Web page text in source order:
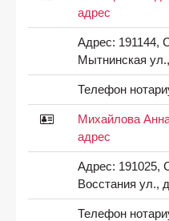
адрес
Адрес: 191144,
Мытнинская
Телефон
Михайлова
адрес
Адрес: 191025,
Восстания ул.,
Телефон